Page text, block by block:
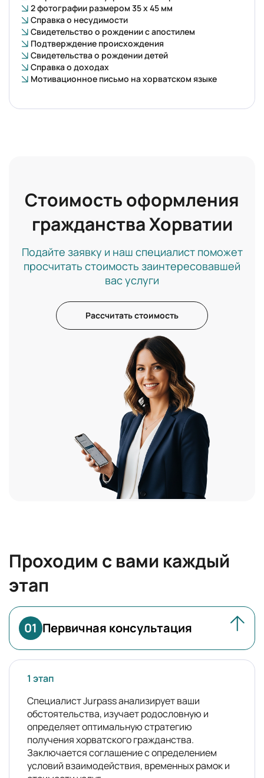
2 фотографии размером 35 х 45 мм
Справка о несудимости
Свидетельство о рождении с апостилем
Подтверждение происхождения
Свидетельства о рождении детей
Справка о доходах
Мотивационное письмо на хорватском языке
Стоимость оформления
гражданства Хорватии
Подайте заявку и наш специалист поможет
просчитать стоимость заинтересовавшей
вас услуги
Рассчитать стоимость
Проходим с вами каждый
этап
01 Первичная консультация
1 этап
Специалист Jurpass анализирует ваши
обстоятельства, изучает родословную и
определяет оптимальную стратегию
получения хорватского гражданства.
Заключается соглашение с определением
условий взаимодействия, временных рамок и